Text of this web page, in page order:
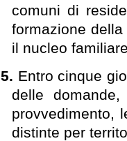
comuni di
formazione
il nucleo
5. Entro cinque
delle
provvedimento,
distinte per